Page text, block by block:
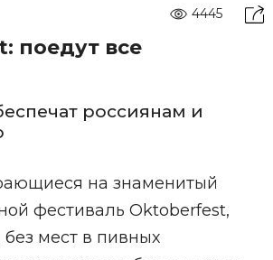
4445
поедут все
россиянам и
на знаменитый
фестиваль Oktoberfest,
без мест в пивных